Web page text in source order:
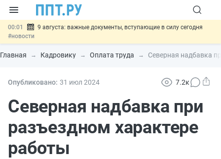
00:01
9 августа: важные документы, вступающие в силу сегодня
#новости
07.08 Подписан закон о блокировке продажи опасных товаров через
«Честный знак»#новости
07.08 Госпошлину за устранение ошибок в документах предлагают
07.08
Разработают единые критерии трудовых и ГПХ-
отношений #новости
Главная Кадровику Оплата труда Северная надбавка
Опубликовано: 31 июл 2024 7.2к
Северная надбавка при
разъездном характере
работы